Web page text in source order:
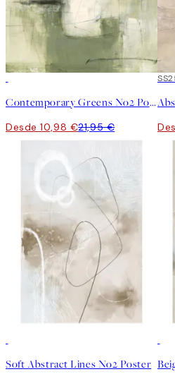
Contemporary Greens No2 Poster
Desde 10,98 €21,95 €
Soft Abstract Lines No2 Poster